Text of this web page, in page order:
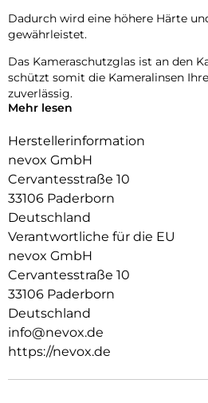
Dadurch wird eine höhere Härte
gewährleistet.
Das Kameraschutzglas ist an den
schützt somit die Kameralinsen
zuverlässig.
schützen Sie die Linsen vor
Zwischenräumen.
Mehr lesen
Herstellerinformation
nevox GmbH
Cervantesstraße 10
33106 Paderborn
Deutschland
Verantwortliche für die EU
nevox GmbH
Cervantesstraße 10
33106 Paderborn
Deutschland
info@nevox.de
https://nevox.de